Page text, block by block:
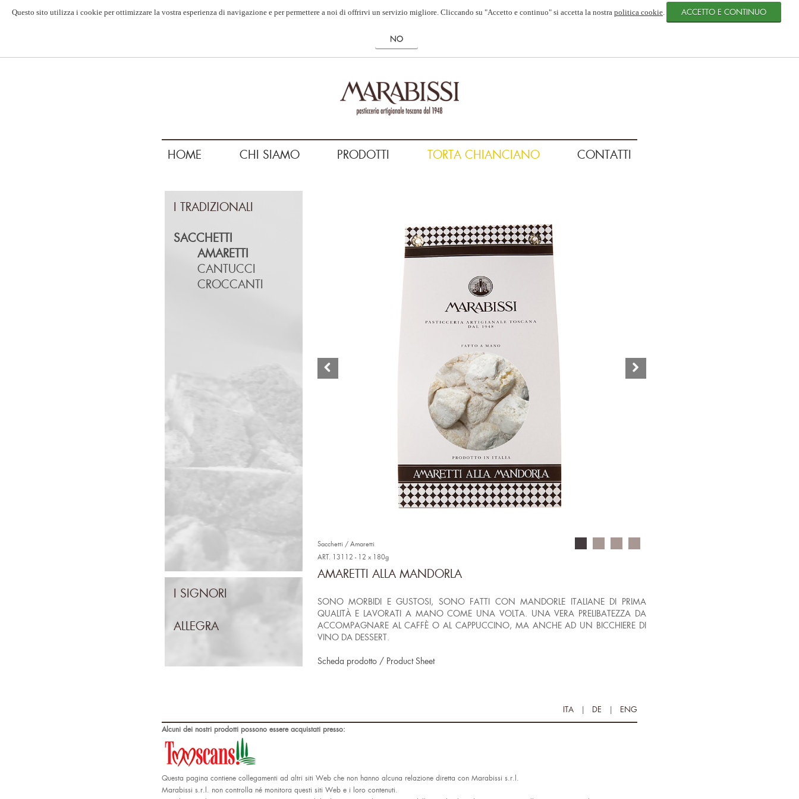
Questo sito utilizza i cookie per ottimizzare la vostra esperienza di navigazione e per permettere a noi di offrirvi un servizio migliore. Cliccando su "Accetto e continuo" si accetta la nostra politica cookie.
HOME CHI SIAMO PRODOTTI TORTA CHIANCIANO CONTATTI
I TRADIZIONALI
SACCHETTI
AMARETTI
CANTUCCI
CROCCANTI
I SIGNORI
ALLEGRA
Sacchetti / Amaretti
ART. 13112 - 12 x 180g
AMARETTI ALLA MANDORLA
SONO MORBIDI E GUSTOSI, SONO FATTI CON MANDORLE ITALIANE DI PRIMA
QUALITÀ E LAVORATI A MANO COME UNA VOLTA. UNA VERA PRELIBATEZZA DA
ACCOMPAGNARE AL CAFFÈ O AL CAPPUCCINO, MA ANCHE AD UN BICCHIERE DI
VINO DA DESSERT.
Scheda prodotto / Product Sheet
ITA | DE | ENG
Alcuni dei nostri prodotti possono essere acquistati presso:
Questa pagina contiene collegamenti ad altri siti Web che non hanno alcuna relazione diretta con Marabissi s.r.l.
Marabissi s.r.l. non controlla né monitora questi siti Web e i loro contenuti.